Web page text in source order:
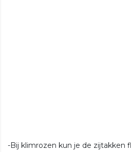
-Bij klimrozen kun je de zijtakken